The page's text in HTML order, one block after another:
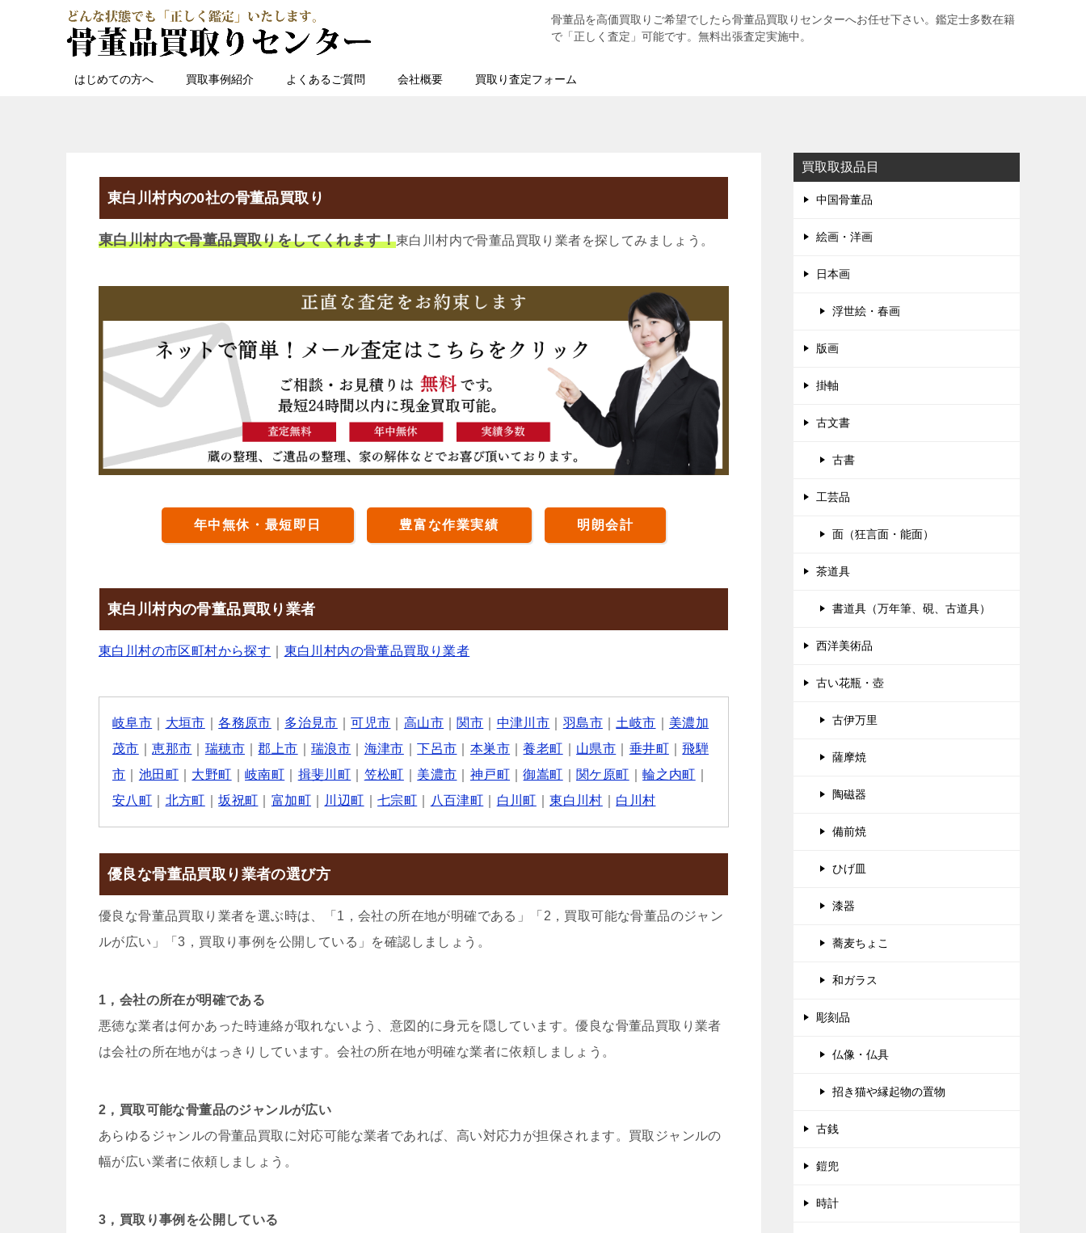
骨董品を高価買取りご希望でしたら骨董品買取りセンターへお任せ下さい。鑑定士多数在籍
で「正しく査定」可能です。無料出張査定実施中。
はじめての方へ 買取事例紹介 よくあるご質問 会社概要 買取り査定フォーム
東白川村内の0社の骨董品買取り
東白川村内で骨董品買取りをしてくれます！東白川村内で骨董品買取り業者を探してみましょう。
年中無休・最短即日 豊富な作業実績 明朗会計
東白川村内の骨董品買取り業者
東白川村の市区町村から探す 東白川村内の骨董品買取り業者
岐阜市 大垣市 ｜各務原市 多治見市 ｜可児市 高山市 関市 中津川市 羽島市｜ 土岐市
美濃加
茂市 ｜恵那市 瑞穂市 ｜郡上市 ｜瑞浪市 海津市 ｜下呂市 本巣市 ｜養老町 山県市 垂井町｜飛騨
市
池田町 大野町 ｜岐南町 揖斐川町 笠松町 美濃市 神戸町 ｜御嵩町 関ケ原町 ｜輪之内町
安八町
北方町 ｜坂祝町 富加町 川辺町 ｜七宗町 八百津町 白川町 ｜東白川村 白川村
優良な骨董品買取り業者の選び方
優良な骨董品買取り業者を選ぶ時は、「1，会社の所在地が明確である」「2，買取可能な骨董品のジャン
ルが広い」「3，買取り事例を公開している」を確認しましょう。
1，会社の所在が明確である
悪徳な業者は何かあった時連絡が取れないよう、意図的に身元を隠しています。優良な骨董品買取り業者
は会社の所在地がはっきりしています。会社の所在地が明確な業者に依頼しましょう。
2，買取可能な骨董品のジャンルが広い
あらゆるジャンルの骨董品買取に対応可能な業者であれば、高い対応力が担保されます。買取ジャンルの
幅が広い業者に依頼しましょう。
3，買取り事例を公開している
買取取扱品目
中国骨董品
絵画・洋画
日本画
浮世絵・春画
版画
掛軸
古文書
古書
工芸品
面（狂言面・能面）
茶道具
書道具（万年筆、硯、古道具）
西洋美術品
古い花瓶・壺
古伊万里
薩摩焼
陶磁器
備前焼
ひげ皿
漆器
蕎麦ちょこ
和ガラス
彫刻品
仏像・仏具
招き猫や縁起物の置物
古銭
鎧兜
時計